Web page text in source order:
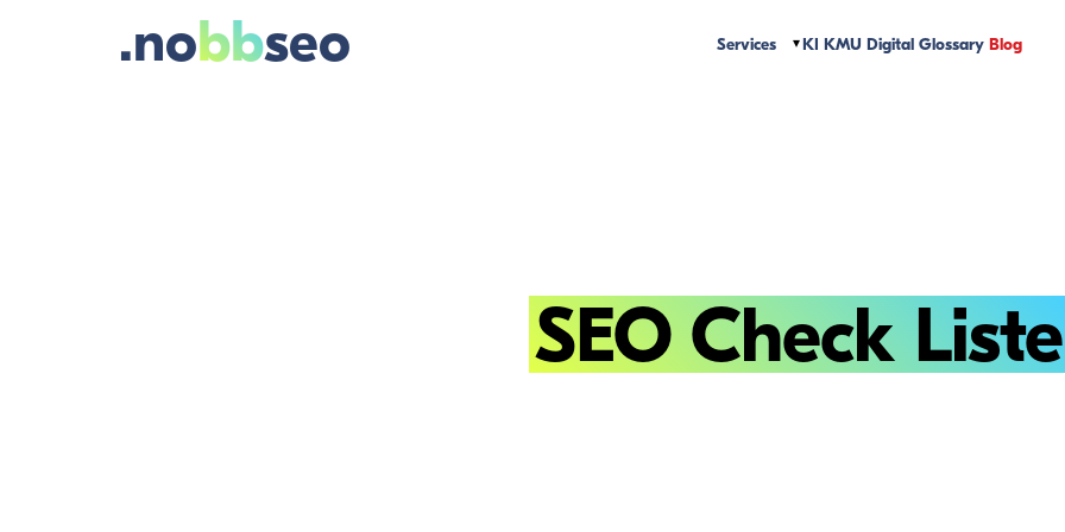
.nobbseo Services KI KMU Digital Glossary Blog
SEO Check Liste